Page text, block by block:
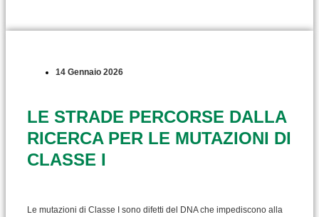
14 Gennaio 2026
LE STRADE PERCORSE DALLA
RICERCA PER LE MUTAZIONI DI
CLASSE I
Le mutazioni di Classe I sono difetti del DNA che impediscono alla